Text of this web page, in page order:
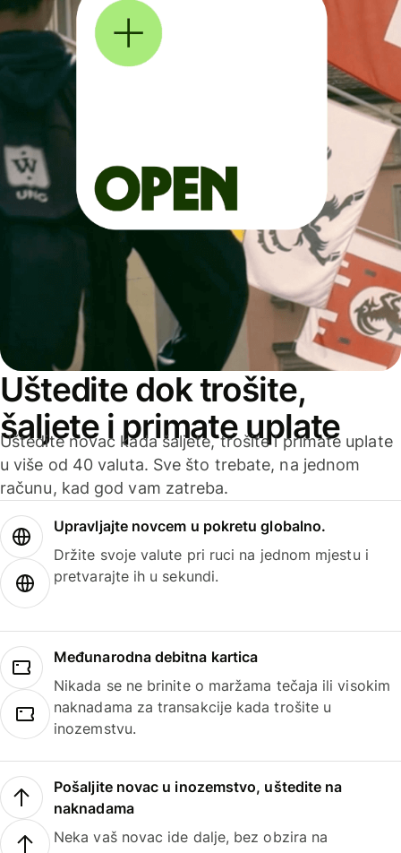
Uštedite dok trošite,
šaljete i primate uplate
Uštedite novac kada šaljete, trošite i primate uplate
u više od 40 valuta. Sve što trebate, na jednom
računu, kad god vam zatreba.
Upravljajte novcem u pokretu globalno.
Držite svoje valute pri ruci na jednom mjestu i
pretvarajte ih u sekundi.
Međunarodna debitna kartica
Nikada se ne brinite o maržama tečaja ili visokim
naknadama za transakcije kada trošite u
inozemstvu.
Pošaljite novac u inozemstvo, uštedite na
naknadama
Neka vaš novac ide dalje, bez obzira na